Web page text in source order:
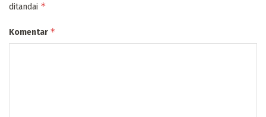
ditandai *
Komentar *